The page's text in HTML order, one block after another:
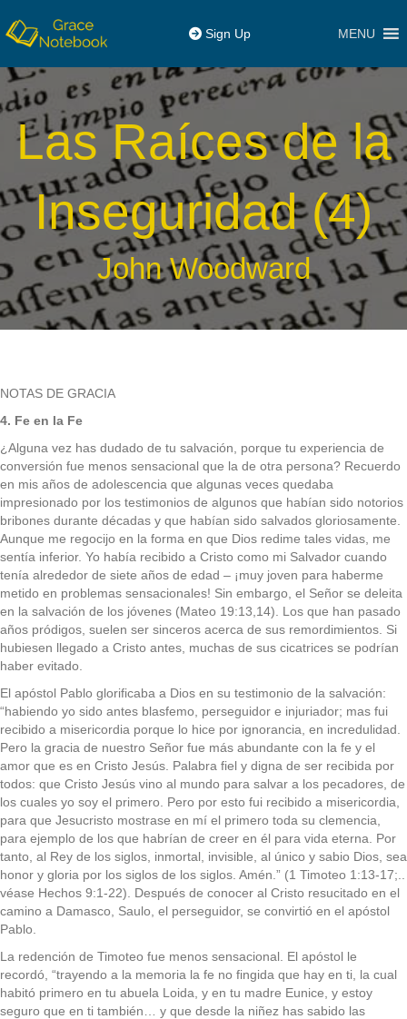
Sign Up MENU
Las Raíces de la
Inseguridad (4)
John Woodward
NOTAS DE GRACIA
4. Fe en la Fe
¿Alguna vez has dudado de tu salvación, porque tu experiencia de
conversión fue menos sensacional que la de otra persona? Recuerdo
en mis años de adolescencia que algunas veces quedaba
impresionado por los testimonios de algunos que habían sido notorios
bribones durante décadas y que habían sido salvados gloriosamente.
Aunque me regocijo en la forma en que Dios redime tales vidas, me
sentía inferior. Yo había recibido a Cristo como mi Salvador cuando
tenía alrededor de siete años de edad – ¡muy joven para haberme
metido en problemas sensacionales! Sin embargo, el Señor se deleita
en la salvación de los jóvenes (Mateo 19:13,14). Los que han pasado
años pródigos, suelen ser sinceros acerca de sus remordimientos. Si
hubiesen llegado a Cristo antes, muchas de sus cicatrices se podrían
haber evitado.
El apóstol Pablo glorificaba a Dios en su testimonio de la salvación:
“habiendo yo sido antes blasfemo, perseguidor e injuriador; mas fui
recibido a misericordia porque lo hice por ignorancia, en incredulidad.
Pero la gracia de nuestro Señor fue más abundante con la fe y el
amor que es en Cristo Jesús. Palabra fiel y digna de ser recibida por
todos: que Cristo Jesús vino al mundo para salvar a los pecadores, de
los cuales yo soy el primero. Pero por esto fui recibido a misericordia,
para que Jesucristo mostrase en mí el primero toda su clemencia,
para ejemplo de los que habrían de creer en él para vida eterna. Por
tanto, al Rey de los siglos, inmortal, invisible, al único y sabio Dios, sea
honor y gloria por los siglos de los siglos. Amén.” (1 Timoteo 1:13-17;..
véase Hechos 9:1-22). Después de conocer al Cristo resucitado en el
camino a Damasco, Saulo, el perseguidor, se convirtió en el apóstol
Pablo.
La redención de Timoteo fue menos sensacional. El apóstol le
recordó, “trayendo a la memoria la fe no fingida que hay en ti, la cual
habitó primero en tu abuela Loida, y en tu madre Eunice, y estoy
seguro que en ti también… y que desde la niñez has sabido las